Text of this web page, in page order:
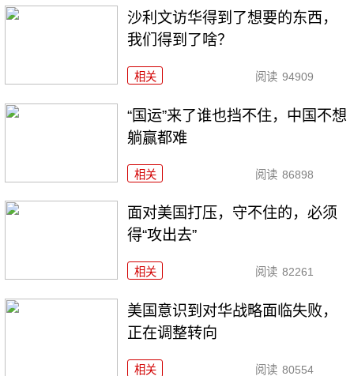
沙利文访华得到了想要的东西，
我们得到了啥？
相关 阅读 94909
“国运”来了谁也挡不住，中国不想
躺赢都难
相关 阅读 86898
面对美国打压，守不住的，必须
得“攻出去”
相关 阅读 82261
美国意识到对华战略面临失败，
正在调整转向
相关 阅读 80554